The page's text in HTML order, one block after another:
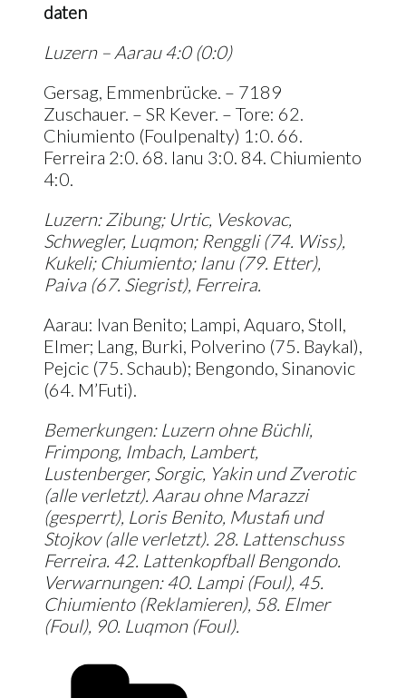
daten
Luzern – Aarau 4:0 (0:0)
Gersag, Emmenbrücke. – 7189
Zuschauer. – SR Kever. – Tore: 62.
Chiumiento (Foulpenalty) 1:0. 66.
Ferreira 2:0. 68. Ianu 3:0. 84. Chiumiento
4:0.
Luzern: Zibung; Urtic, Veskovac,
Schwegler, Luqmon; Renggli (74. Wiss),
Kukeli; Chiumiento; Ianu (79. Etter),
Paiva (67. Siegrist), Ferreira.
Aarau: Ivan Benito; Lampi, Aquaro, Stoll,
Elmer; Lang, Burki, Polverino (75. Baykal),
Pejcic (75. Schaub); Bengondo, Sinanovic
(64. M’Futi).
Bemerkungen: Luzern ohne Büchli,
Frimpong, Imbach, Lambert,
Lustenberger, Sorgic, Yakin und Zverotic
(alle verletzt). Aarau ohne Marazzi
(gesperrt), Loris Benito, Mustafi und
Stojkov (alle verletzt). 28. Lattenschuss
Ferreira. 42. Lattenkopfball Bengondo.
Verwarnungen: 40. Lampi (Foul), 45.
Chiumiento (Reklamieren), 58. Elmer
(Foul), 90. Luqmon (Foul).